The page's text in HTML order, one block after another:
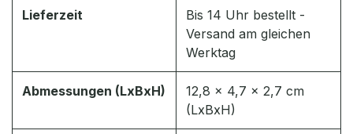
Lieferzeit
Bis 14 Uhr bestellt -
Versand am gleichen
Werktag
Abmessungen (LxBxH)
12,8 x 4,7 x 2,7 cm
(LxBxH)